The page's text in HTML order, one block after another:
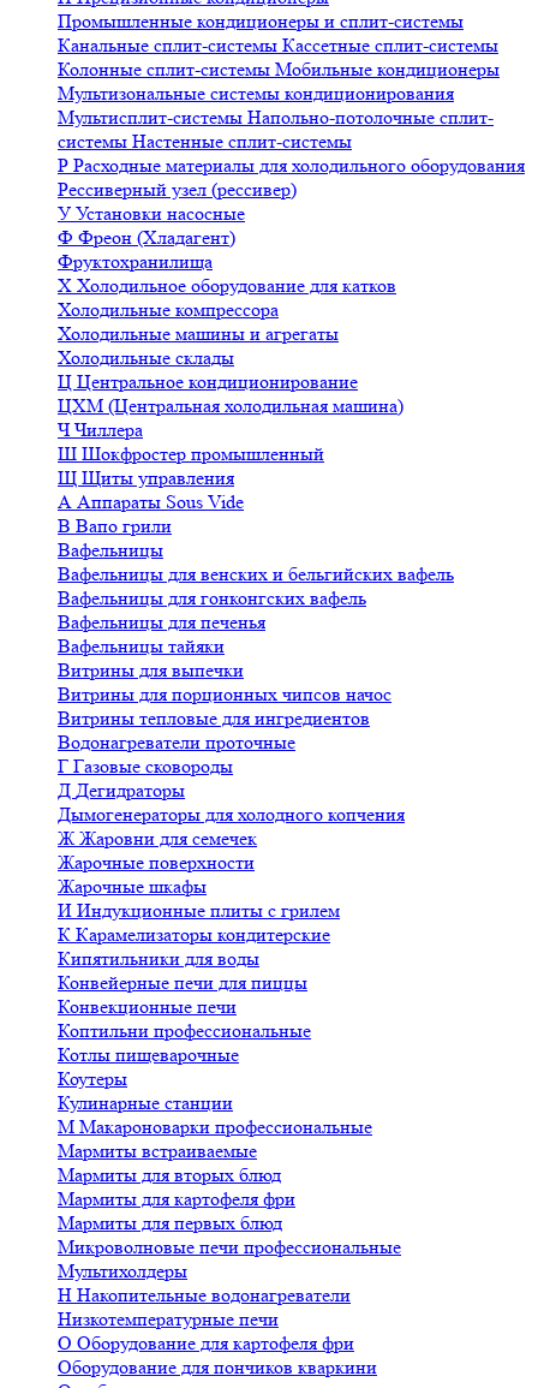
Промышленные кондиционеры и сплит-системы
Канальные сплит-системы Кассетные сплит-системы
Колонные сплит-системы Мобильные кондиционеры
Мультизональные системы кондиционирования
Мультисплит-системы Напольно-потолочные сплит-
системы Настенные сплит-системы
Р Расходные материалы для холодильного оборудования
Рессиверный узел (рессивер)
У Установки насосные
Ф Фреон (Хладагент)
Фруктохранилища
Х Холодильное оборудование для катков
Холодильные компрессора
Холодильные машины и агрегаты
Холодильные склады
Ц Центральное кондиционирование
ЦХМ (Центральная холодильная машина)
ЧЧиллера
Ш Шокфростер промышленный
Щ Щиты управления
А Аппараты Sous Vide
В Вапо грили
Вафельницы
Вафельницы для венских и бельгийских вафель
Вафельницы для гонконгских вафель
Вафельницы для печенья
Вафельницы тайяки
Витрины для выпечки
Витрины для порционных чипсов начос
Витрины тепловые для ингредиентов
Водонагреватели проточные
Г Газовые сковороды
Д Дегидраторы
Дымогенераторы для холодного копчения
ЖЖаровни для семечек
Жарочные поверхности
Жарочные шкафы
И Индукционные плиты с грилем
К Карамелизаторы кондитерские
Кипятильники для воды
Конвейерные печи для пиццы
Конвекционные печи
Коптильни профессиональные
Котлы пищеварочные
Коутеры
Кулинарные станции
М Макароноварки профессиональные
Мармиты встраиваемые
Мармиты для вторых блюд
Мармиты для картофеля фри
Мармиты для первых блюд
Микроволновые печи профессиональные
Мультихолдеры
Н Накопительные водонагреватели
Низкотемпературные печи
О Оборудование для картофеля фри
Оборудование для пончиков кваркини